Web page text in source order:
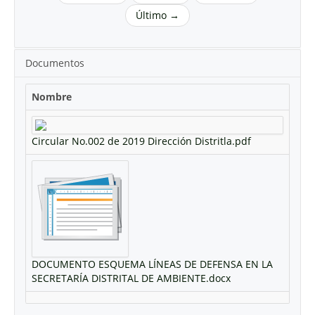
Último →
Documentos
Nombre
Circular No.002 de 2019 Dirección Distritla.pdf
DOCUMENTO ESQUEMA LÍNEAS DE DEFENSA EN LA
SECRETARÍA DISTRITAL DE AMBIENTE.docx